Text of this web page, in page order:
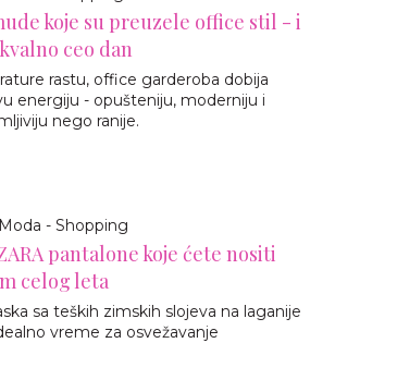
koje su preuzele office stil - i
ceo dan
rastu, office garderoba dobija
energiju - opušteniju, moderniju i
nego ranije.
Moda - Shopping
pantalone koje ćete nositi
celog leta
sa teških zimskih slojeva na laganije
vreme za osvežavanje